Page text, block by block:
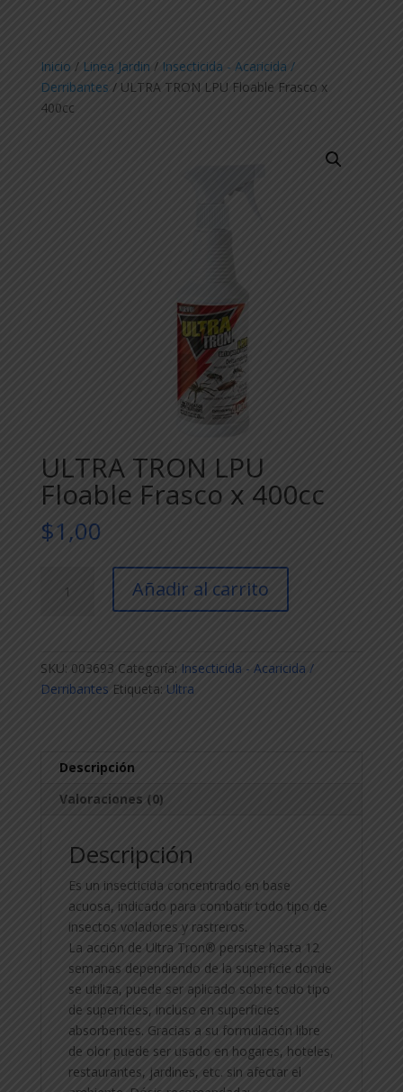
Inicio / Linea Jardin / Insecticida - Acaricida /
Derribantes / ULTRA TRON LPU Floable Frasco x
400cc
ULTRA TRON LPU
Floable Frasco x 400cc
$1,00
TRON
Añadir al carrito
SKU: 003693 Categoría: Insecticida - Acaricida /
Derribantes Etiqueta: Ultra
Descripción
Valoraciones (0)
Descripción
Es un insecticida concentrado en base
acuosa, indicado para combatir todo tipo de
insectos voladores y rastreros.
La acción de Ultra Tron® persiste hasta 12
semanas dependiendo de la superficie donde
se utiliza, puede ser aplicado sobre todo tipo
de superficies, incluso en superficies
absorbentes. Gracias a su formulación libre
de olor puede ser usado en hogares, hoteles,
restaurantes, jardines, etc. sin afectar el